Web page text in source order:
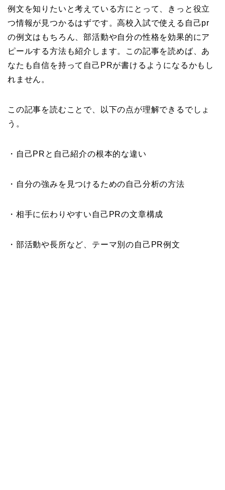
例文を知りたいと考えている方にとって、きっと役立
つ情報が見つかるはずです。高校入試で使える自己pr
の例文はもちろん、部活動や自分の性格を効果的にア
ピールする方法も紹介します。この記事を読めば、あ
なたも自信を持って自己PRが書けるようになるかもし
れません。
この記事を読むことで、以下の点が理解できるでしょ
う。
・自己PRと自己紹介の根本的な違い
・自分の強みを見つけるための自己分析の方法
・相手に伝わりやすい自己PRの文章構成
・部活動や長所など、テーマ別の自己PR例文